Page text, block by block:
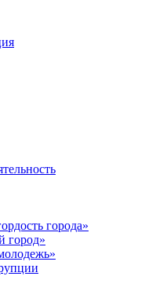
города»
город»